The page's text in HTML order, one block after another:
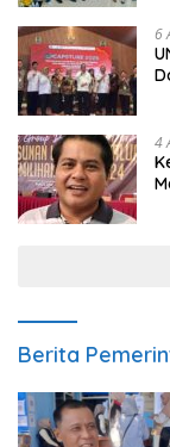
6
4
Berita